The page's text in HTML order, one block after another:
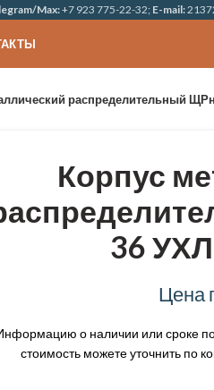
Max:+7 923 775-22-32; E-mail:
распределительный
Корпус
36
Цена
о наличии или сроке
стоимость можете уточнить по